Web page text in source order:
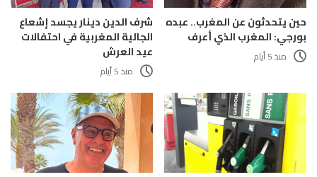
حين يتحدثون عن المغرب.. عبده
بورجي: المغرب الذي أعرف
منذ 5 أيام
شرف الدين دينار يجسد إشعاع
الجالية المغربية في احتفالات
عيد العرش
منذ 5 أيام